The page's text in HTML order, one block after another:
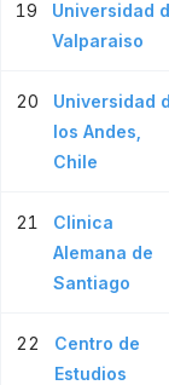
19
Universidad
Valparaiso
20
Universidad
los Andes,
Chile
21
Clinica
Alemana de
Santiago
22
Centro de
Estudios